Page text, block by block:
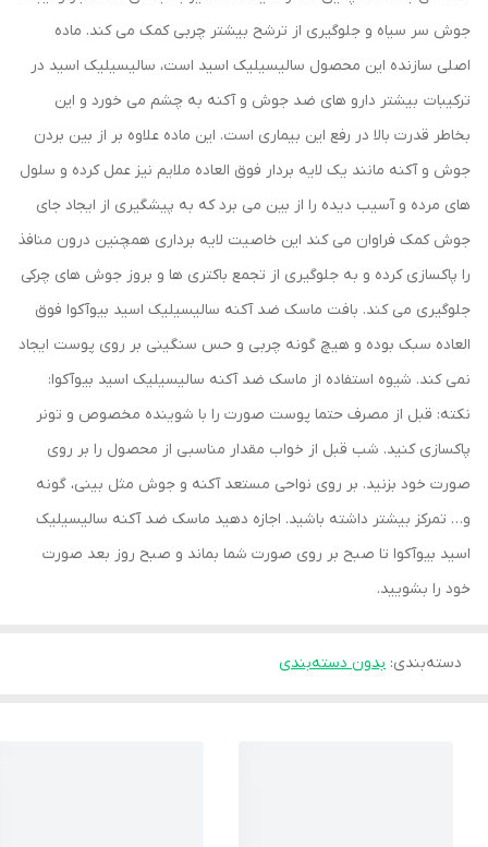
جوش سر سیاه و جلوگیری از ترشح بیشتر چربی کمک می کند. ماده
اصلی سازنده این محصول سالیسیلیک اسید است، سالیسیلیک اسید در
ترکیبات بیشتر دارو های ضد جوش و آکنه به چشم می خورد و این
بخاطر قدرت بالا در رفع این بیماری است. این ماده علاوه بر از بین بردن
جوش و آکنه مانند یک لایه بردار فوق العاده ملایم نیز عمل کرده و سلول
های مرده و آسیب دیده را از بین می برد که به پیشگیری از ایجاد جای
جوش کمک فراوان می کند این خاصیت لایه برداری همچنین درون منافذ
را پاکسازی کرده و به جلوگیری از تجمع باکتری ها و بروز جوش های چرکی
جلوگیری می کند. بافت ماسک ضد آکنه سالیسیلیک اسید بیوآکوا فوق
العاده سبک بوده و هیچ گونه چربی و حس سنگینی بر روی پوست ایجاد
نمی کند. شیوه استفاده از ماسک ضد آکنه سالیسیلیک اسید بیوآکوا:
نکته: قبل از مصرف حتما پوست صورت را با شوینده مخصوص و تونر
پاکسازی کنید. شب قبل از خواب مقدار مناسبی از محصول را بر روی
صورت خود بزنید. بر روی نواحی مستعد آکنه و جوش مثل بینی، گونه
و… تمرکز بیشتر داشته باشید. اجازه دهید ماسک ضد آکنه سالیسیلیک
اسید بیوآکوا تا صبح بر روی صورت شما بماند و صبح روز بعد صورت
خود را بشویید.
دسته‌بندی: بدون دسته‌بندی